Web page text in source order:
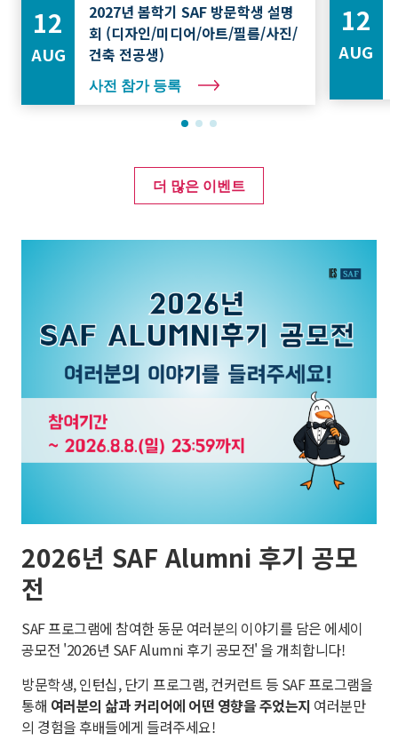
12
AUG
2027년 봄학기 SAF 방문학생 설명
회 (디자인/미디어/아트/필름/사진/
건축 전공생)
사전 참가 등록
12
AUG
더 많은 이벤트
2026년 SAF Alumni 후기 공모
전
SAF 프로그램에 참여한 동문 여러분의 이야기를 담은 에세이
공모전 '2026년 SAF Alumni 후기 공모전' 을 개최합니다!
방문학생, 인턴십, 단기 프로그램, 컨커런트 등 SAF 프로그램을
통해 여러분의 삶과 커리어에 어떤 영향을 주었는지 여러분만
의 경험을 후배들에게 들려주세요!